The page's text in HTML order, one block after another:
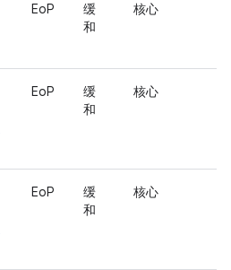
EoP
缓
和
核心
EoP
缓
和
核心
EoP
缓
和
核心